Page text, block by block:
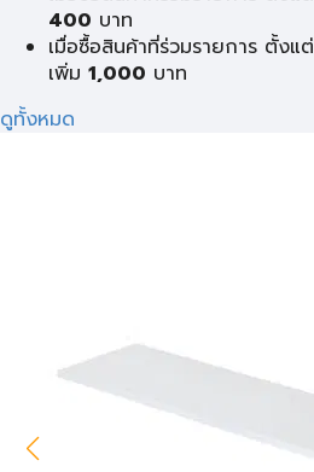
400 บาท
เมื่อซื้อสินค้าที่ร่วมรายการ ตั้งแต่
เพิ่ม 1,000 บาท
ดูทั้งหมด